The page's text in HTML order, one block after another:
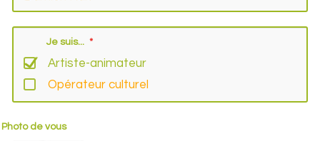
Je suis...
Artiste-animateur
Opérateur culturel
Photo de vous